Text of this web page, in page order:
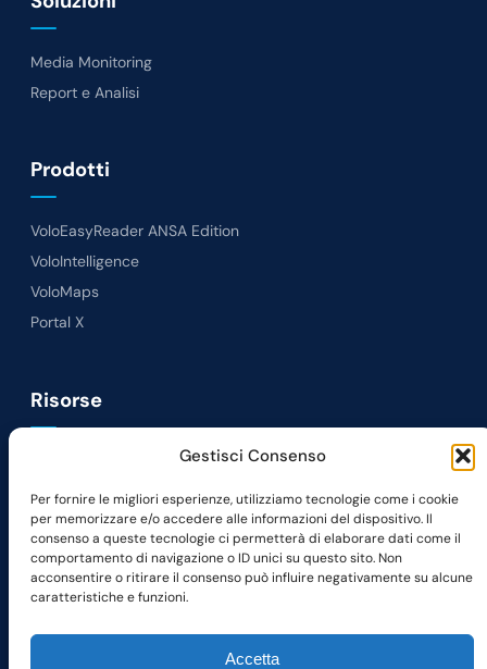
Gestisci Consenso
Per fornire le migliori esperienze, utilizziamo tecnologie come i cookie
per memorizzare e/o accedere alle informazioni del dispositivo. Il
consenso a queste tecnologie ci permetterà di elaborare dati come il
comportamento di navigazione o ID unici su questo sito. Non
acconsentire o ritirare il consenso può influire negativamente su alcune
caratteristiche e funzioni.
Accetta
Media Monitoring
Report e Analisi
Prodotti
VoloEasyReader ANSA Edition
VoloIntelligence
VoloMaps
Portal X
Risorse
Lavora con noi
Richiedi Demo
Contatti
LinkedIn
Facebook
Instagram